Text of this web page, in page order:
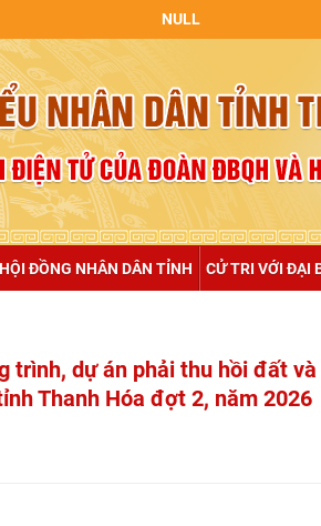
HỘI ĐỒNG NHÂN DÂN TỈNH CỬ TRI VỚI ĐẠI
trình, dự án phải thu hồi đất
Thanh Hóa đợt 2, năm 2026